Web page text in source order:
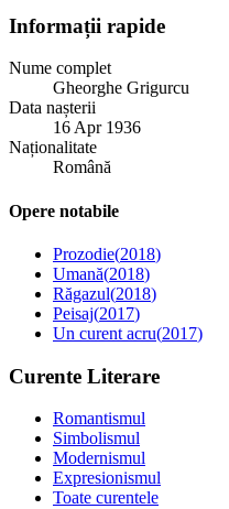
Informații rapide
Nume complet
Gheorghe Grigurcu
Data nașterii
16 Apr 1936
Naționalitate
Română
Opere notabile
Prozodie(2018)
Umană(2018)
Răgazul(2018)
Peisaj(2017)
Un curent acru(2017)
Curente Literare
Romantismul
Simbolismul
Modernismul
Expresionismul
Toate curentele